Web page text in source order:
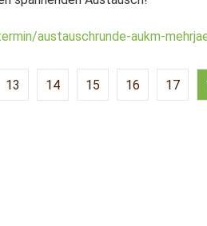
austauschrunde-aukm-
13 14 15 16 17